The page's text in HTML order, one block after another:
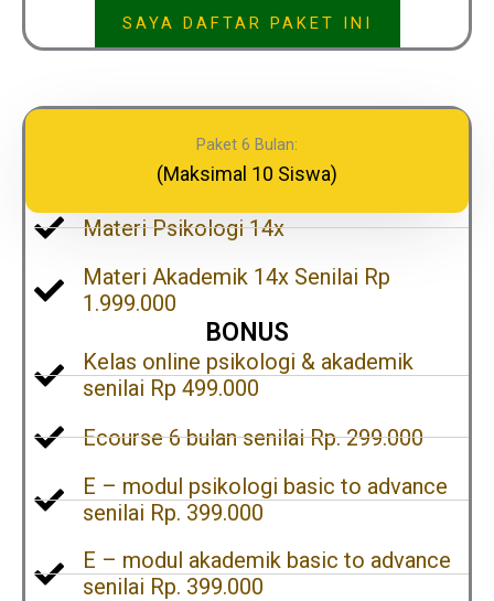
SAYA DAFTAR PAKET INI
Paket 6 Bulan:
(Maksimal 10 Siswa)
Materi Psikologi 14x
Materi Akademik 14x Senilai Rp
1.999.000
BONUS
Kelas online psikologi & akademik
senilai Rp 499.000
Ecourse 6 bulan senilai Rp. 299.000
E – modul psikologi basic to advance
senilai Rp. 399.000
E – modul akademik basic to advance
senilai Rp. 399.000